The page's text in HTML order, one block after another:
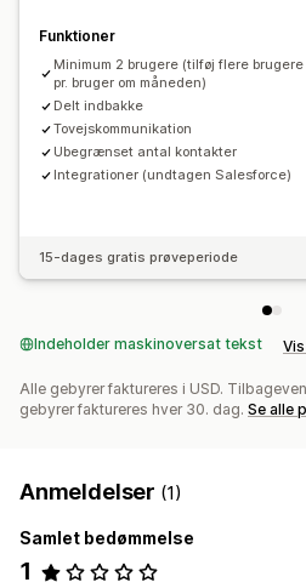
Funktioner
Minimum 2 brugere (tilføj flere brugere
pr. bruger om måneden)
Delt indbakke
Tovejskommunikation
Ubegrænset antal kontakter
Integrationer (undtagen Salesforce)
15-dages gratis prøveperiode
Indeholder maskinoversat tekst
Alle gebyrer faktureres i USD.
gebyrer faktureres hver 30. dag. Se alle
Anmeldelser (1)
Samlet bedømmelse
1